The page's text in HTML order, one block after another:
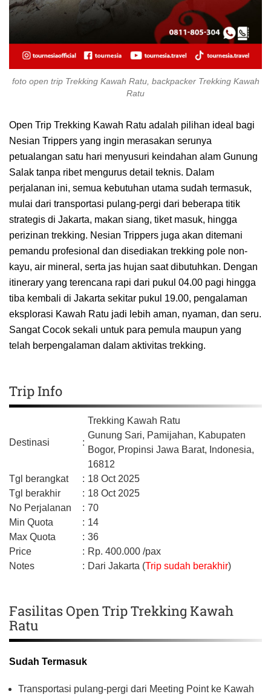
foto open trip Trekking Kawah Ratu, backpacker Trekking Kawah
Ratu
Open Trip Trekking Kawah Ratu adalah pilihan ideal bagi
Nesian Trippers yang ingin merasakan serunya
petualangan satu hari menyusuri keindahan alam Gunung
Salak tanpa ribet mengurus detail teknis. Dalam
perjalanan ini, semua kebutuhan utama sudah termasuk,
mulai dari transportasi pulang-pergi dari beberapa titik
strategis di Jakarta, makan siang, tiket masuk, hingga
perizinan trekking. Nesian Trippers juga akan ditemani
pemandu profesional dan disediakan trekking pole non-
kayu, air mineral, serta jas hujan saat dibutuhkan. Dengan
itinerary yang terencana rapi dari pukul 04.00 pagi hingga
tiba kembali di Jakarta sekitar pukul 19.00, pengalaman
eksplorasi Kawah Ratu jadi lebih aman, nyaman, dan seru.
Sangat Cocok sekali untuk para pemula maupun yang
telah berpengalaman dalam aktivitas trekking.
Trip Info
Destinasi :
Trekking Kawah Ratu
Gunung Sari, Pamijahan, Kabupaten
Bogor, Propinsi Jawa Barat, Indonesia,
16812
Tgl berangkat
: 18 Oct 2025
Tgl berakhir
: 18 Oct 2025
No Perjalanan
: 70
Min Quota
: 14
Max Quota
: 36
Price
: Rp. 400.000 /pax
Notes
: Dari Jakarta (Trip sudah berakhir)
Fasilitas Open Trip Trekking Kawah
Ratu
Sudah Termasuk
Transportasi pulang-pergi dari Meeting Point ke Kawah